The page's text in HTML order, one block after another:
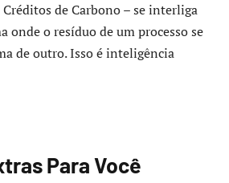
de Carbono – se interliga
onde o resíduo de um processo se
de outro. Isso é inteligência
Para Você